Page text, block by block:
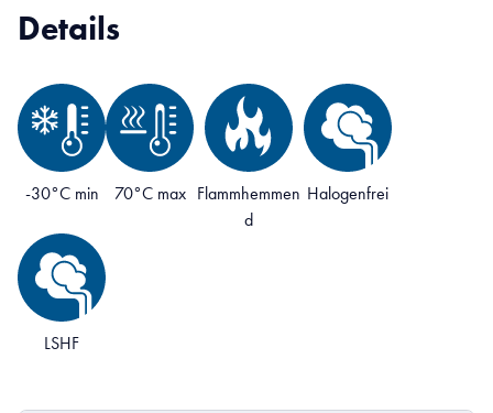
Details
-30°C min 70°C max
Flammhemmen
d
Halogenfrei
LSHF